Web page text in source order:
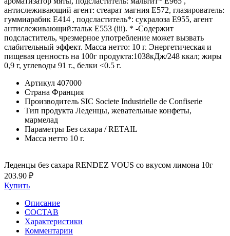
антислеживающий агент: стеарат магния E572, глазирователь:
гуммиарабик E414 , подсластитель*: сукралоза E955, агент
антислеживающий:тальк E553 (iii). * -Содержит
подсластитель, чрезмерное употребление может вызвать
слабительный эффект. Масса нетто: 10 г. Энергетическая и
пищевая ценность на 100г продукта:1038кДж/248 ккал; жиры
0,9 г, углеводы 91 г., белки <0.5 г.
Артикул 407000
Страна Франция
Производитель SIC Societe Industrielle de Confiserie
Тип продукта Леденцы, жевательные конфеты,
мармелад
Параметры Без сахара / RETAIL
Масса нетто 10 г.
Леденцы без сахара RENDEZ VOUS со вкусом лимона 10г
203.90 ₽
Купить
Описание
СОСТАВ
Характеристики
Комментарии